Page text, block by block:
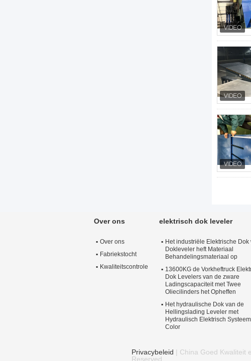
Over ons
Over ons
Fabriekstocht
Kwaliteitscontrole
elektrisch dok leveler
Het industriële Elektrische Dok
Dokleveler heft Materiaal
Behandelingsmateriaal op
13600KG de Vorkheftruck
Dok Levelers van de zware
Ladingscapaciteit met Twee
Oliecilinders het Opheffen
Het hydraulische Dok van de
Hellingslading Leveler met
Hydraulisch Elektrisch
Color
Privacybeleid | China Goed Kwaliteit
Reserved.